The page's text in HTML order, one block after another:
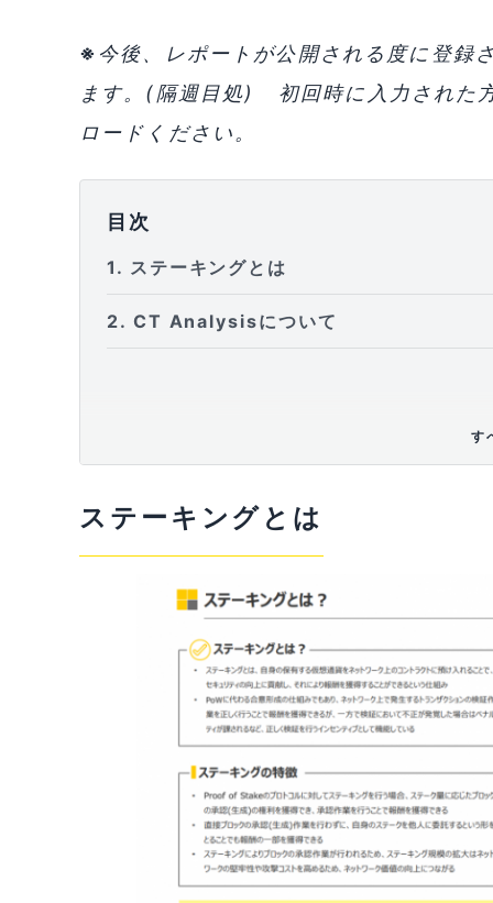
※ 今後、レポートが公開される度に登録
ます。(隔週目処) 初回時に 入力された
ロードください。
目次
1 ステーキングとは
2 CT Analysisについて
す
ステーキングとは